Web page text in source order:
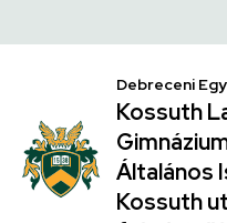
|
Kossuth
Lajos
Gyakorló
Gimnáziuma
a
Debreceni
Kossuth
Általános
Kossuth